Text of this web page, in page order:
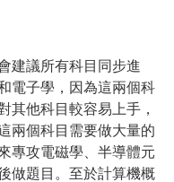
建議所有科目同步進
電子學，因為這兩個科
其他科目較容易上手，
兩個科目需要做大量的
專攻電磁學、半導體元
做題目。至於計算機概